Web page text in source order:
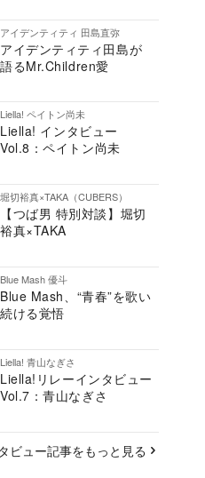
アイデンティティ 田島直弥
アイデンティティ田島が
語るMr.Children愛
Liella! ペイトン尚未
Liella! インタビュー
Vol.8：ペイトン尚未
堀切裕真×TAKA（CUBERS）
【つば男 特別対談】堀切
裕真×TAKA
Blue Mash 優斗
Blue Mash、“青春”を歌い
続ける覚悟
Liella! 青山なぎさ
Liella!リレーインタビュー
Vol.7：青山なぎさ
ビュー記事をもっと見る